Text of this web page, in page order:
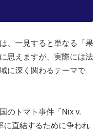
、一見すると単なる「果
思えますが、実際には法
に深く関わるテーマで
のトマト事件「Nix v.
に直結するために争われ